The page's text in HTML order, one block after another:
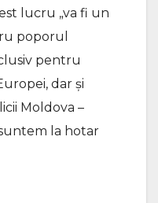
lucru „va fi un
poporul
pentru
dar și
Moldova –
la hotar